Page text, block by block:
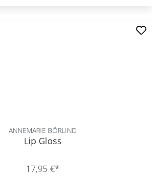
ANNEMARIE BÖRLIND
Lip Gloss
17,95 €*